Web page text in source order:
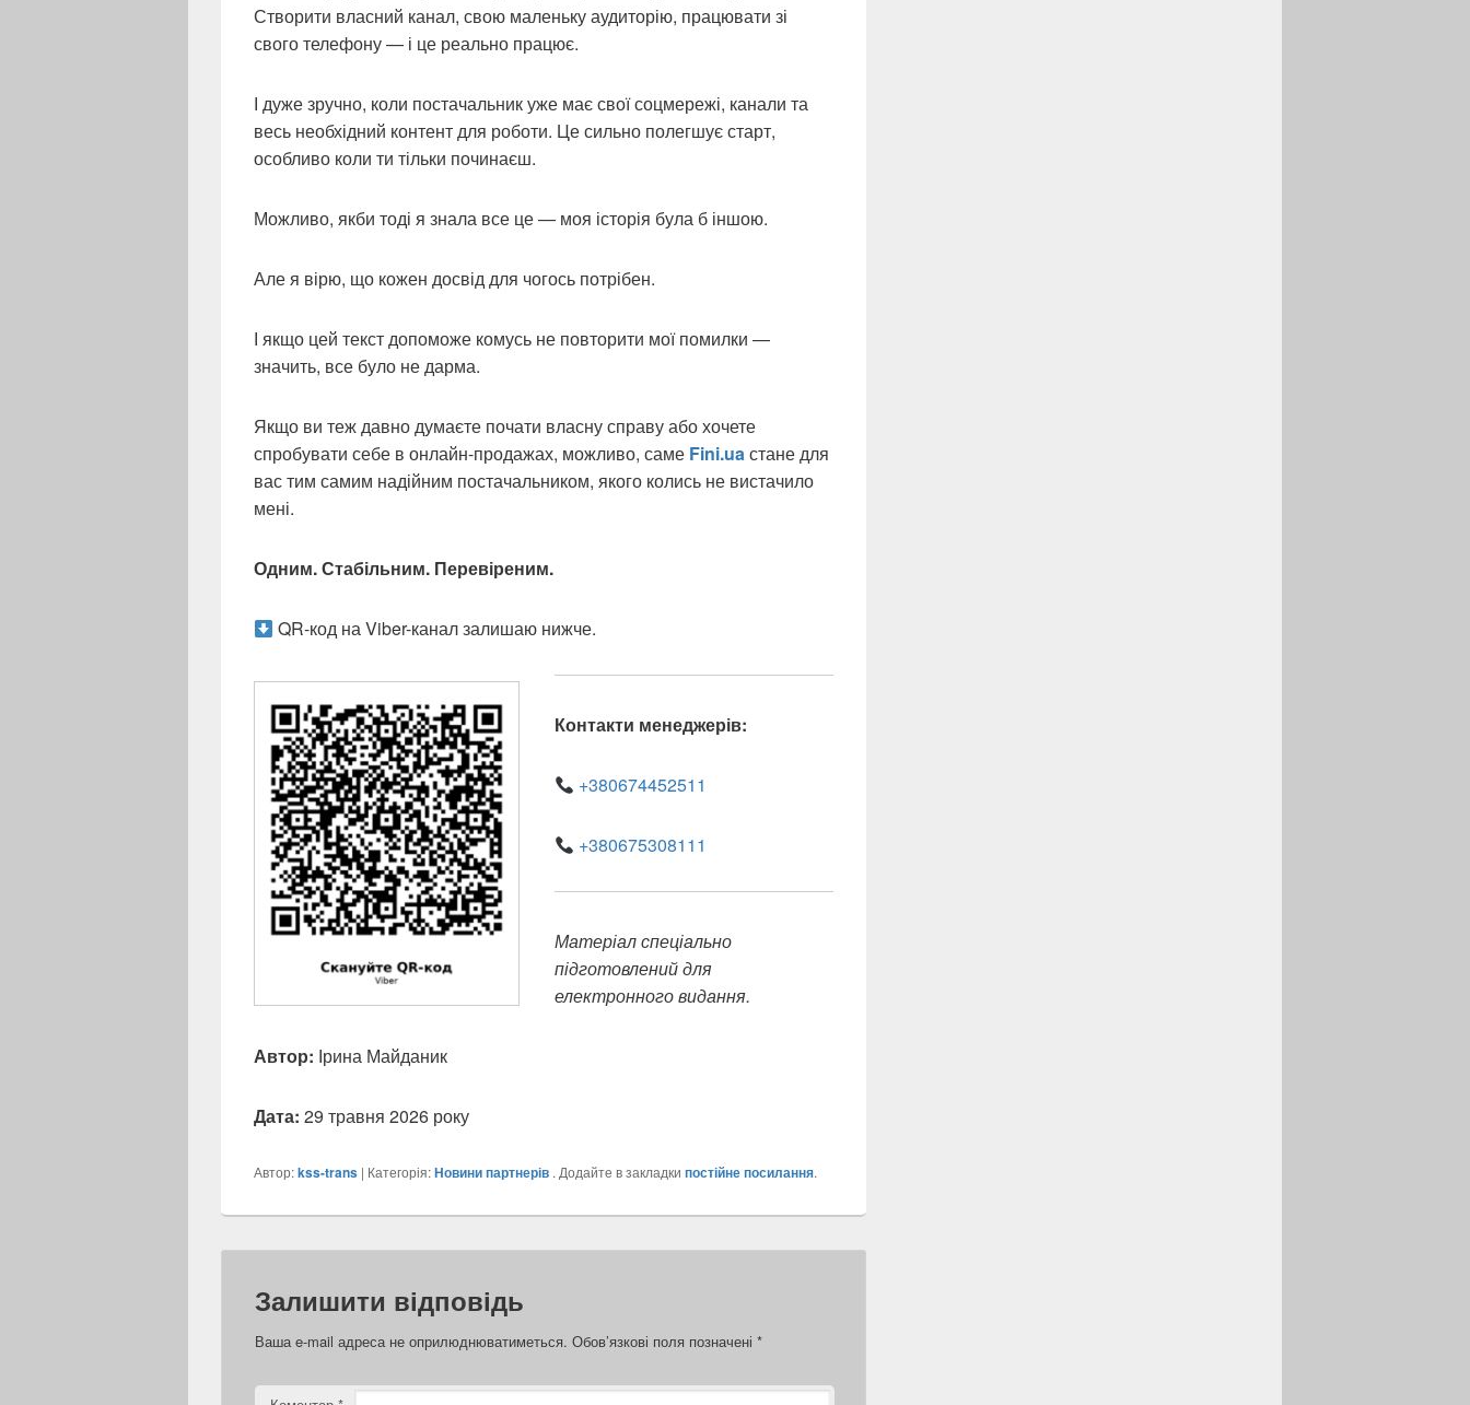
Створити власний канал, свою маленьку аудиторію, працювати зі
свого телефону — і це реально працює.
І дуже зручно, коли постачальник уже має свої соцмережі, канали та
весь необхідний контент для роботи. Це сильно полегшує старт,
особливо коли ти тільки починаєш.
Можливо, якби тоді я знала все це — моя історія була б іншою.
Але я вірю, що кожен досвід для чогось потрібен.
І якщо цей текст допоможе комусь не повторити мої помилки —
значить, все було не дарма.
Якщо ви теж давно думаєте почати власну справу або хочете
спробувати себе в онлайн-продажах, можливо, саме Fini.uaстане для
вас тим самим надійним постачальником, якого колись не вистачило
мені.
Одним. Стабільним. Перевіреним.
QR-код на Viber-канал залишаю нижче.
Контакти менеджерів:
+380674452511
+380675308111
Матеріал спеціально
підготовлений для
електронного видання.
Автор: Ірина Майданик
Дата: 29 травня 2026 року
Автор:kss-trans | Категорія:Новини партнерів . Додайте в закладки постійне посилання.
Залишити відповідь
Ваша e-mail адреса не оприлюднюватиметься. Обов’язкові поля позначені *